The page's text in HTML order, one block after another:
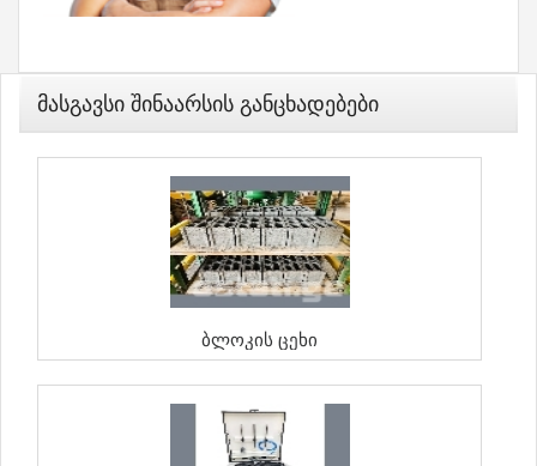
Მასგავსი Შინაარსის Განცხადებები
Ბლოკის Ცეხი